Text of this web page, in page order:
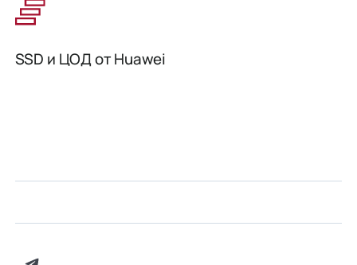
SSD и ЦОД от Huawei